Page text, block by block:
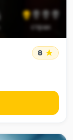
страх
8